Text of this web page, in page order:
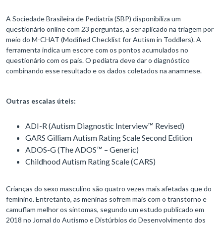
A Sociedade Brasileira de Pediatria (SBP) disponibiliza um
questionário online com 23 perguntas, a ser aplicado na triagem por
meio do M-CHAT (Modified Checklist for Autism in Toddlers). A
ferramenta indica um escore com os pontos acumulados no
questionário com os pais. O pediatra deve dar o diagnóstico
combinando esse resultado e os dados coletados na anamnese.
Outras escalas úteis:
ADI-R (Autism Diagnostic Interview™ Revised)
GARS Gilliam Autism Rating Scale Second Edition
ADOS-G (The ADOS™ – Generic)
Childhood Autism Rating Scale (CARS)
Crianças do sexo masculino são quatro vezes mais afetadas que do
feminino. Entretanto, as meninas sofrem mais com o transtorno e
camuflam melhor os sintomas, segundo um estudo publicado em
2018 no Jornal do Autismo e Distúrbios do Desenvolvimento dos